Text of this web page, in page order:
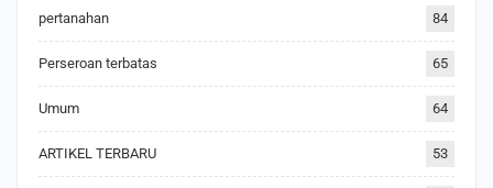
pertanahan 84
Perseroan terbatas 65
Umum 64
ARTIKEL TERBARU 53